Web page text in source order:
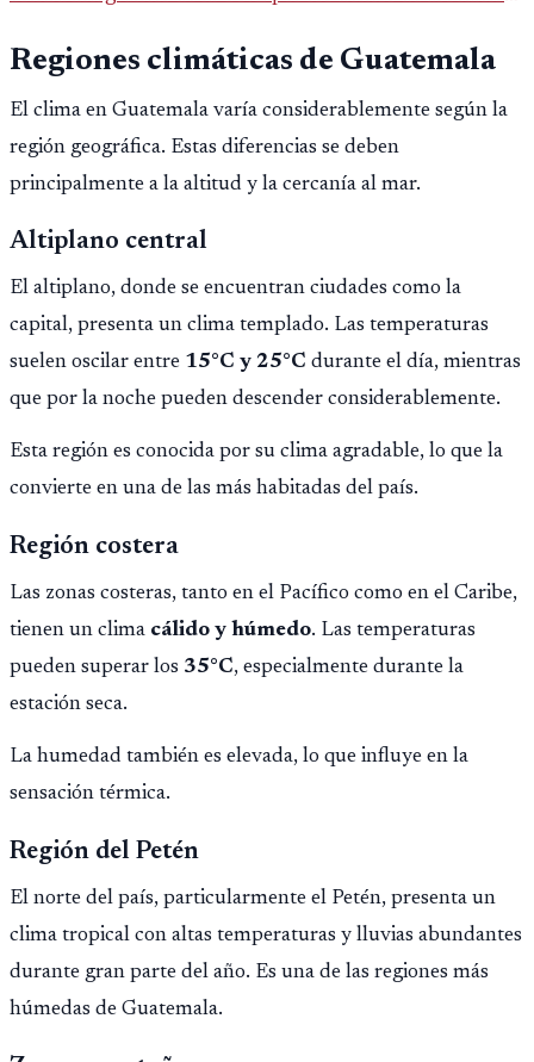
Regiones climáticas de Guatemala
El clima en Guatemala varía considerablemente según la
región geográfica. Estas diferencias se deben
principalmente a la altitud y la cercanía al mar.
Altiplano central
El altiplano, donde se encuentran ciudades como la
capital, presenta un clima templado. Las temperaturas
suelen oscilar entre 15°C y 25°C durante el día, mientras
que por la noche pueden descender considerablemente.
Esta región es conocida por su clima agradable, lo que la
convierte en una de las más habitadas del país.
Región costera
Las zonas costeras, tanto en el Pacífico como en el Caribe,
tienen un clima cálido y húmedo. Las temperaturas
pueden superar los 35°C, especialmente durante la
estación seca.
La humedad también es elevada, lo que influye en la
sensación térmica.
Región del Petén
El norte del país, particularmente el Petén, presenta un
clima tropical con altas temperaturas y lluvias abundantes
durante gran parte del año. Es una de las regiones más
húmedas de Guatemala.